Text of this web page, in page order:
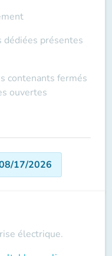
dédiées présentes
contenants fermés
ouvertes
17/2026
électrique.